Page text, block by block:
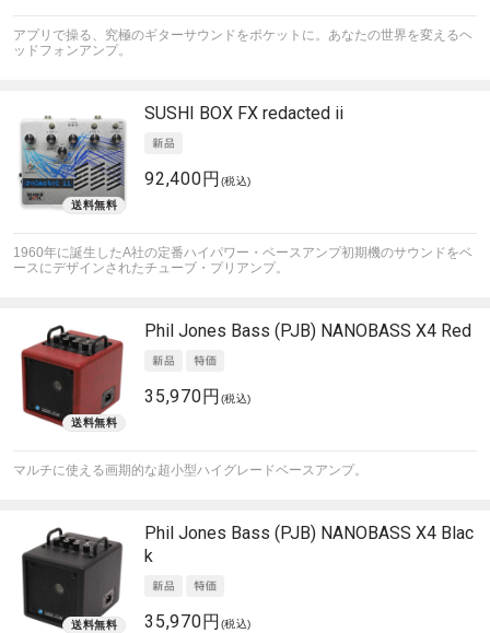
アプリで操る、究極のギターサウンドをポケットに。あなたの世界を変えるヘ
ッドフォンアンプ。
SUSHI BOX FX redacted ii
92,400円 (税込)
1960年に誕生したA社の定番ハイパワー・ベースアンプ初期機のサウンドをベ
ースにデザインされたチューブ・プリアンプ。
Phil Jones Bass (PJB) NANOBASS X4 Red
35,970円 (税込)
マルチに使える画期的な超小型ハイグレードベースアンプ。
Phil Jones Bass (PJB) NANOBASS X4 Blac
k
35,970円 (税込)